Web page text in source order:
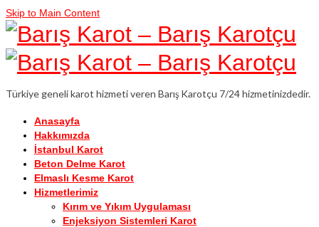
Skip to Main Content
Türkiye geneli karot hizmeti veren Barış Karotçu 7/24 hizmetinizdedir.
Anasayfa
Hakkımızda
İstanbul Karot
Beton Delme Karot
Elmaslı Kesme Karot
Hizmetlerimiz
Kırım ve Yıkım Uygulaması
Enjeksiyon Sistemleri Karot